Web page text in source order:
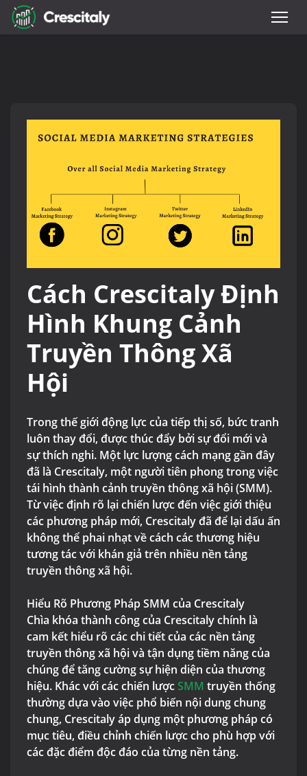
Cách Crescitaly Định
Hình Khung Cảnh
Truyền Thông Xã
Hội
Trong thế giới động lực của tiếp thị số, bức tranh
luôn thay đổi, được thúc đẩy bởi sự đổi mới và
sự thích nghi. Một lực lượng cách mạng gần đây
đã là Crescitaly, một người tiên phong trong việc
tái hình thành cảnh truyền thông xã hội (SMM).
Từ việc định rõ lại chiến lược đến việc giới thiệu
các phương pháp mới, Crescitaly đã để lại dấu ấn
không thể phai nhạt về cách các thương hiệu
tương tác với khán giả trên nhiều nền tảng
truyền thông xã hội.
Hiểu Rõ Phương Pháp SMM của Crescitaly
Chìa khóa thành công của Crescitaly chính là
cam kết hiểu rõ các chi tiết của các nền tảng
truyền thông xã hội và tận dụng tiềm năng của
chúng để tăng cường sự hiện diện của thương
hiệu. Khác với các chiến lược SMM truyền thống
thường dựa vào việc phổ biến nội dung chung
chung, Crescitaly áp dụng một phương pháp có
mục tiêu, điều chỉnh chiến lược cho phù hợp với
các đặc điểm độc đáo của từng nền tảng.